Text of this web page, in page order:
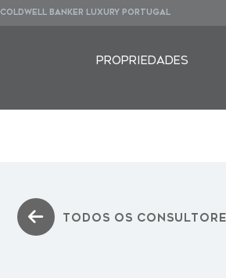
COLDWELL BANKER LUXURY PORTUGAL
PROPRIEDADES
TODOS OS